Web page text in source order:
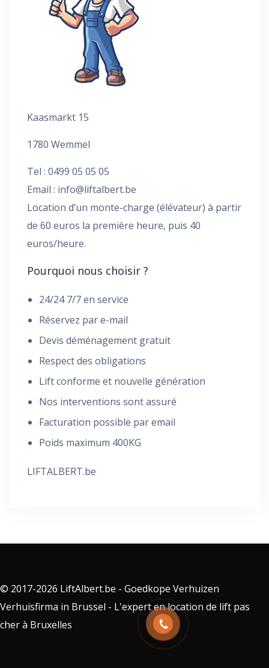
Kaasmarkt 15
1780 Wemmel
Tel : 0499 05 05 05
Email : info@liftalbert.be
Location d’un monte-charge (élévateur) à partir
de 60 euros la première heure, puis 40
euros/heure.
Pourquoi nous choisir ?
24/24 7/7 en service
Réservez par e-mail
Devis déménagement gratuit
Respect des obligations
Lift conforme et nouvelle génération
Nos interventions sont assuré
Facturation possible par email
Poids maximum 400KG
LIFTALBERT.be
© 2017-2026 LiftAlbert.be - Goedkope Verhuizen
Verhuisfirma in Brussel - L'expert en location de lift pas
cher à Bruxelles